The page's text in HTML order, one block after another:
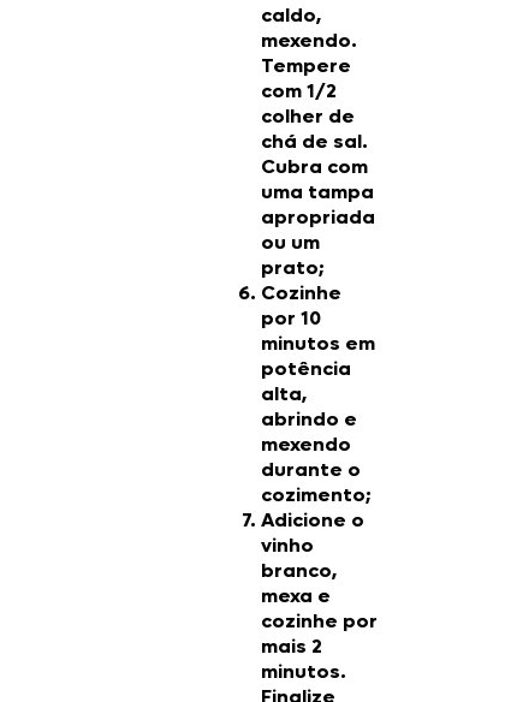
caldo,
mexendo.
Tempere
com 1/2
colher de
chá de sal.
Cubra com
uma tampa
apropriada
ou um
prato;
Cozinhe
por 10
minutos em
potência
alta,
abrindo e
mexendo
durante o
cozimento;
Adicione o
vinho
branco,
mexa e
cozinhe por
mais 2
minutos.
Finalize